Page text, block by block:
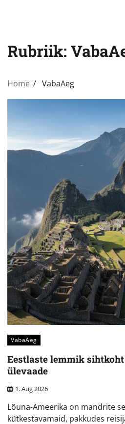
Rubriik:
Home VabaAeg
VabaAeg
Eestlaste lemmik
ülevaade
1. Aug 2026
Lõuna-Ameerika on mandrite
kütkestavamaid, pakkudes